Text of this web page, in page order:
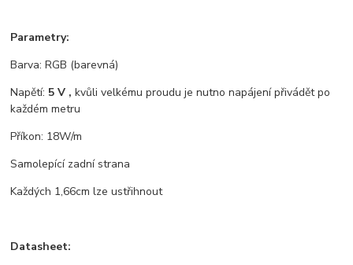
Parametry:
Barva: RGB (barevná)
Napětí: 5 V ,kvůli velkému proudu je nutno napájení přivádět po
každém metru
Příkon: 18W/m
Samolepící zadní strana
Každých 1,66cm lze ustřihnout
Datasheet: